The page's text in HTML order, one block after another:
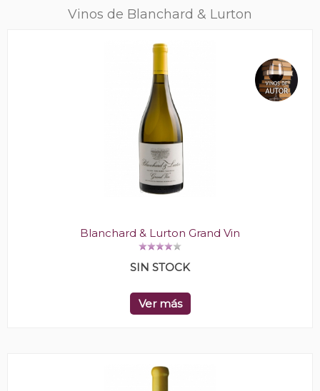
Vinos de Blanchard & Lurton
Blanchard & Lurton Grand Vin
SIN STOCK
Ver más